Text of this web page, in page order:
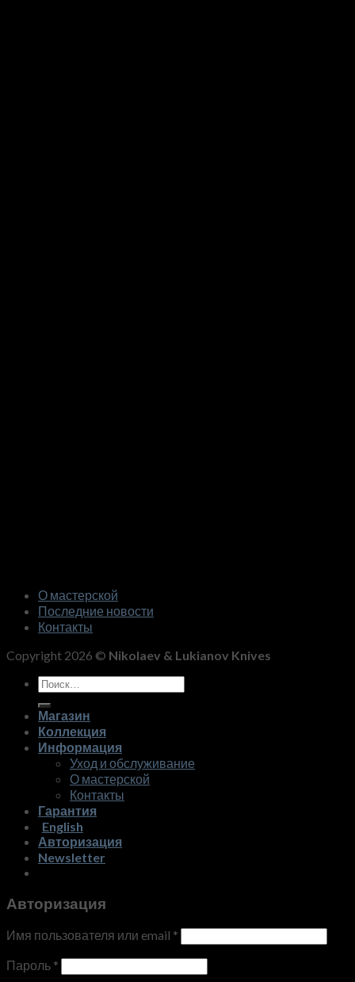
О мастерской
Последние новости
Контакты
Copyright 2026 © Nikolaev & Lukianov Knives
Искать:
Магазин
Коллекция
Информация
Уход и обслуживание
О мастерской
Контакты
Гарантия
English
Авторизация
Newsletter
Авторизация
Имя пользователя или email *
Пароль *